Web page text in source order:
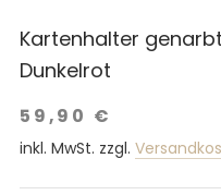
Kartenhalter
Dunkelrot
59,90 €
inkl. MwSt. zzgl.